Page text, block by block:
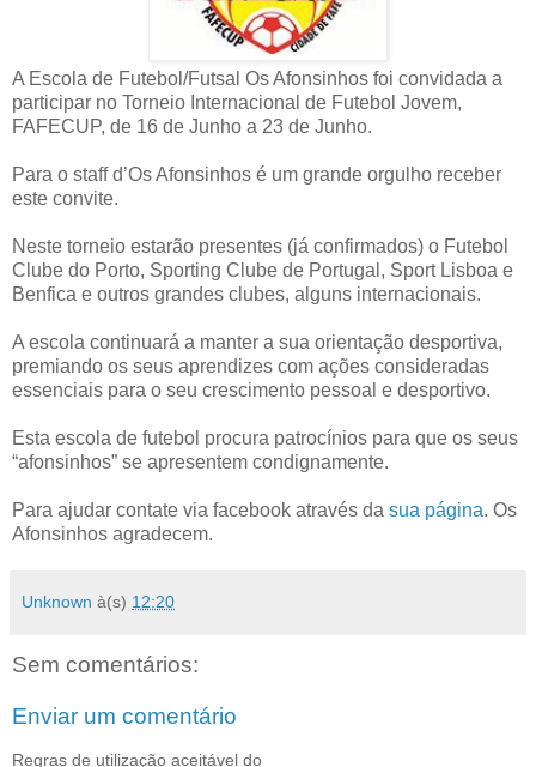
A Escola de Futebol/Futsal Os Afonsinhos foi convidada a
participar no Torneio Internacional de Futebol Jovem,
FAFECUP, de 16 de Junho a 23 de Junho.
Para o staff d’Os Afonsinhos é um grande orgulho receber
este convite.
Neste torneio estarão presentes (já confirmados) o Futebol
Clube do Porto, Sporting Clube de Portugal, Sport Lisboa e
Benfica e outros grandes clubes, alguns internacionais.
A escola continuará a manter a sua orientação desportiva,
premiando os seus aprendizes com ações consideradas
essenciais para o seu crescimento pessoal e desportivo.
Esta escola de futebol procura patrocínios para que os seus
“afonsinhos” se apresentem condignamente.
Para ajudar contate via facebook através da sua página. Os
Afonsinhos agradecem.
Unknown à(s) 12:20
Sem comentários:
Enviar um comentário
Regras de utilização aceitável do